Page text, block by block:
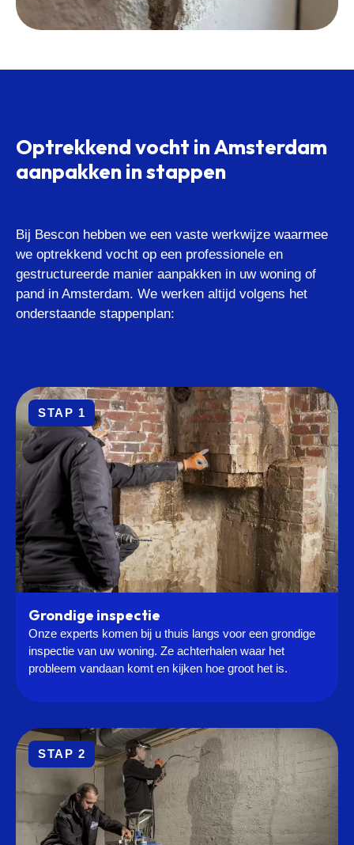
Optrekkend vocht in Amsterdam
aanpakken in stappen
Bij Bescon hebben we een vaste werkwijze waarmee
we optrekkend vocht op een professionele en
gestructureerde manier aanpakken in uw woning of
pand in Amsterdam. We werken altijd volgens het
onderstaande stappenplan:
STAP 1
Grondige inspectie
Onze experts komen bij u thuis langs voor een grondige
inspectie van uw woning. Ze achterhalen waar het
probleem vandaan komt en kijken hoe groot het is.
STAP 2